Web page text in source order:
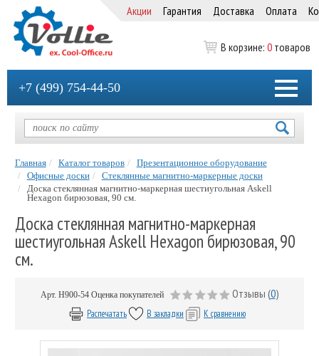
Акции Гарантия Доставка Оплата
В корзине: 0 товаров
+7 (499) 754-44-50
Главная Каталог товаров
Презентационное оборудование
Офисные доски
Стеклянные магнитно-маркерные доски
Доска стеклянная магнитно-маркерная шестиугольная Askell
Hexagon бирюзовая, 90 см.
Доска стеклянная магнитно-маркерная
шестиугольная Askell Hexagon бирюзовая, 90
см.
Арт. H900-54 Оценка покупателей Отзывы (0)
Распечатать В закладки К сравнению